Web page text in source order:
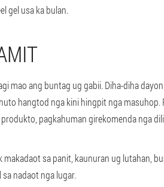
gel usa ka bulan.
mao ang buntag ug gabii. Diha-diha
hangtod nga kini hingpit nga masuhop.
pagkahuman girekomenda nga
sa panit, kaunuran ug lutahan,
nadaot nga lugar.